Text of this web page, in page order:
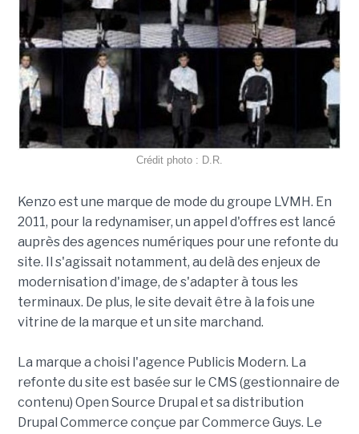
Crédit photo : D.R.
Kenzo est une marque de mode du groupe LVMH. En
2011, pour la redynamiser, un appel d'offres est lancé
auprès des agences numériques pour une refonte du
site. Il s'agissait notamment, au delà des enjeux de
modernisation d'image, de s'adapter à tous les
terminaux. De plus, le site devait être à la fois une
vitrine de la marque et un site marchand.
La marque a choisi l'agence Publicis Modern. La
refonte du site est basée sur le CMS (gestionnaire de
contenu) Open Source Drupal et sa distribution
Drupal Commerce conçue par Commerce Guys. Le